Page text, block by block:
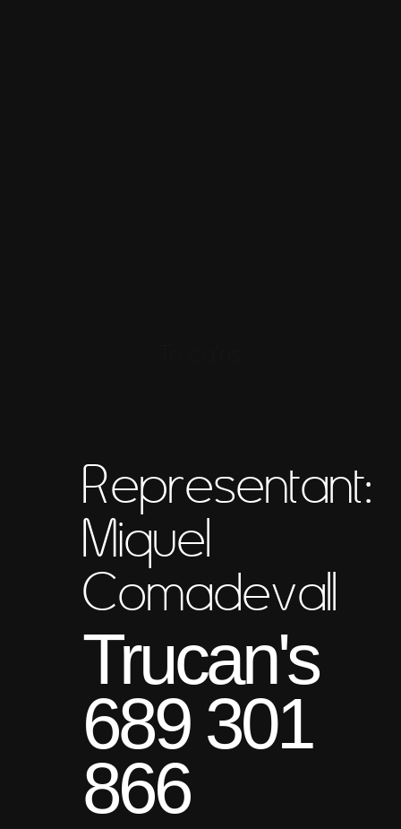
Representant:
Miquel
Comadevall
Trucan's
689 301
866